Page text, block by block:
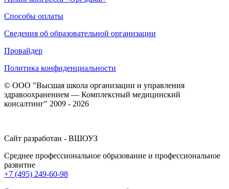
Способы оплаты
Сведения об образовательной организации
Провайдер
Политика конфиденциальности
© ООО "Высшая школа организации и управления
здравоохранением — Комплексный медицинский
консалтинг" 2009 - 2026
Сайт разработан - ВШОУЗ
Среднее профессиональное образование и профессиональное
развитие
+7 (495) 249-60-98